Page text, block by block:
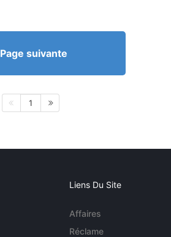
Page suivante
1
Liens Du Site
Affaires
Réclame